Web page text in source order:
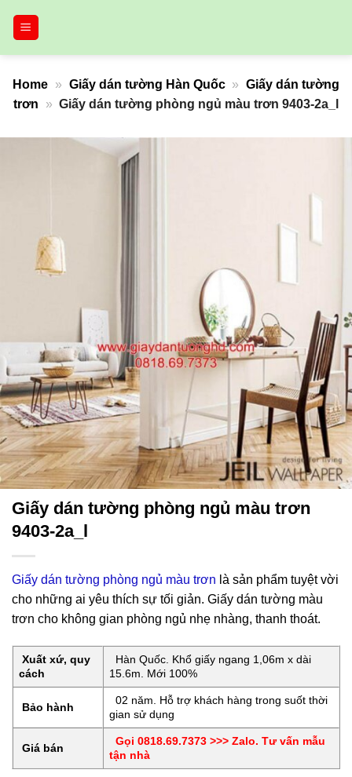
Home » Giấy dán tường Hàn Quốc » Giấy dán tường
trơn
» Giấy dán tường phòng ngủ màu trơn 9403-2a_l
Giấy dán tường phòng ngủ màu trơn
9403-2a_l
Giấy dán tường phòng ngủ màu trơn là sản phẩm tuyệt vời
cho những ai yêu thích sự tối giản. Giấy dán tường màu
trơn cho không gian phòng ngủ nhẹ nhàng, thanh thoát.
Xuất xứ, quy
cách
Hàn Quốc. Khổ giấy ngang 1,06m x dài
15.6m. Mới 100%
Bảo hành
02 năm. Hỗ trợ khách hàng trong suốt thời
gian sử dụng
Giá bán
Gọi 0818.69.7373 >>> Zalo. Tư vấn mẫu
tận nhà